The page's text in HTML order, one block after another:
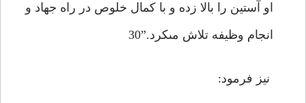
او آستين را بالا زده و با كمال خلوص در راه جهاد و
انجام وظيفه تلاش مى‏كرد.”30
نيز فرمود: